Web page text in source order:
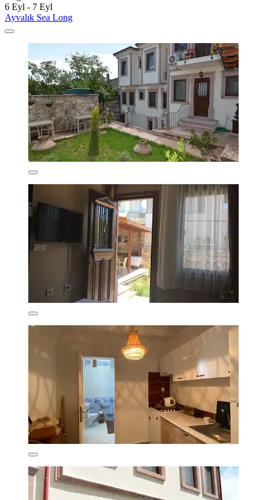
6 Eyl - 7 Eyl
Ayvalık Sea Long